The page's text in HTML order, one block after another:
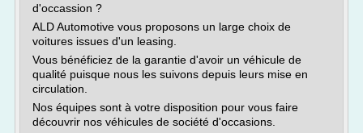
d'occassion ?
ALD Automotive vous proposons un large choix de
voitures issues d'un leasing.
Vous bénéficiez de la garantie d'avoir un véhicule de
qualité puisque nous les suivons depuis leurs mise en
circulation.
Nos équipes sont à votre disposition pour vous faire
découvrir nos véhicules de société d'occasions.